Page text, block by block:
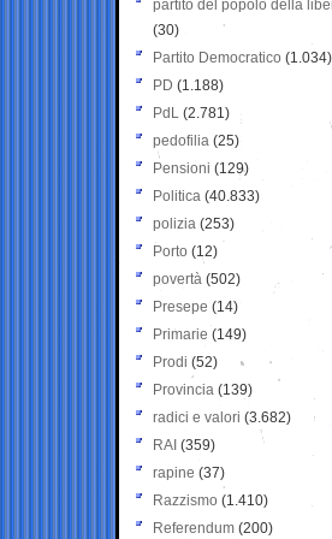
partito del popolo della
(30)
Partito Democratico (1.034)
PD (1.188)
PdL (2.781)
pedofilia (25)
Pensioni (129)
Politica (40.833)
polizia (253)
Porto (12)
povertà (502)
Presepe (14)
Primarie (149)
Prodi (52)
Provincia (139)
radici e valori (3.682)
RAI (359)
rapine (37)
Razzismo (1.410)
Referendum (200)